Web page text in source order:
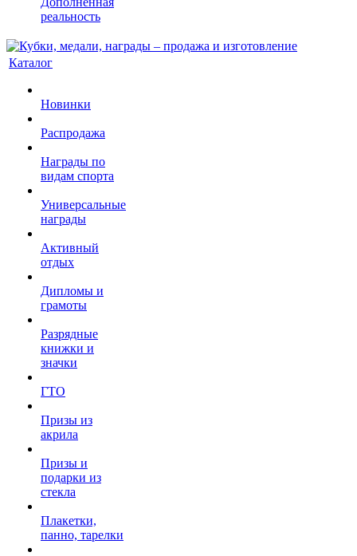
реальность
Каталог
Новинки
Распродажа
Награды по
видам спорта
Универсальные
награды
Активный
отдых
Дипломы и
грамоты
Разрядные
книжки и
значки
ГТО
Призы из
акрила
Призы и
подарки из
стекла
Плакетки,
панно, тарелки